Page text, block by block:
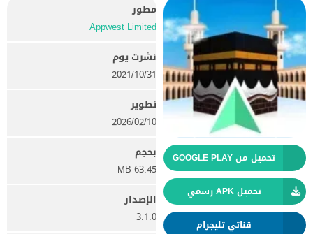
تحميل من GOOGLE PLAY
تحميل APK رسمي
قناتي تليجرام
مطور
Appwest Limited
نشرت يوم
31‏/10‏/2021
تطوير
10‏/02‏/2026
بحجم
63.45 MB
الإصدار
3.1.0